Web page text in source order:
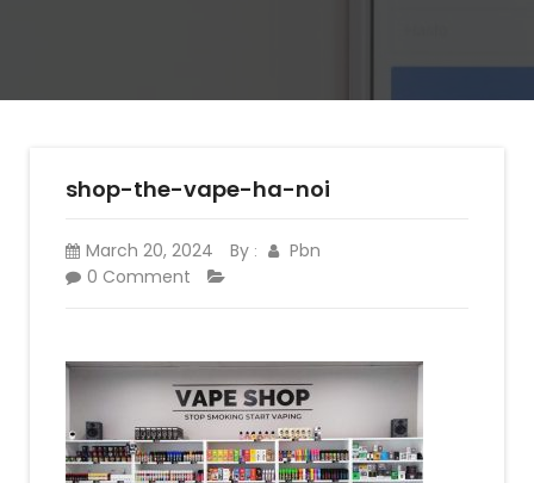
shop-the-vape-ha-noi
March 20, 2024 By :
Pbn
0 Comment